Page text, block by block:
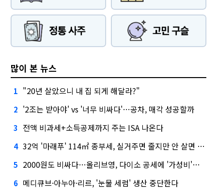
많이 본 뉴스
1 "20년 살았으니 내 집 되게 해달라?"
2 '2조는 받아야' vs '너무 비싸다'…공차, 매각 성공할까
3 전액 비과세+소득공제까지 주는 ISA 나온다
4 32억 '마래푸' 114㎡ 종부세, 실거주면 줄지만 안 살면 2.5배
5 2000원도 비싸다…올리브영, 다이소 공세에 '가성비'로 맞불
6 메디큐브·아누아·리르, '눈물 세럼' 생산 중단한다